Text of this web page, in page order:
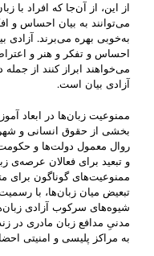
از این، از آن‌جا که افراد با
می‌توانند به بیان احساس و
به‌خوبی بهره می‌برند. آزادی
احساس و تفکر و هنر و
می‌خواهند ابراز کنند از
آزادی بیان است.
ممنوعیت زبان‌ها در ابعاد
بخشی از حقوق انسانی و
روال معمول دولت‌ها و
و تبعید برای فعالان عرصه‌ی
ممنوعیت‌های گوناگون برای
تبعیض میان زبان‌ها، با
شیوه‌های سرکوب آزادی
مدنیِ مدافع زبان مادری در
به مراکز پلیسی و امنیتی